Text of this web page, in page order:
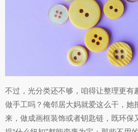
不过，光分类还不够，咱得让整理更有
做手工吗？俺邻居大妈就爱这么干，她
来，做成画框装饰或者钥匙链，既环保